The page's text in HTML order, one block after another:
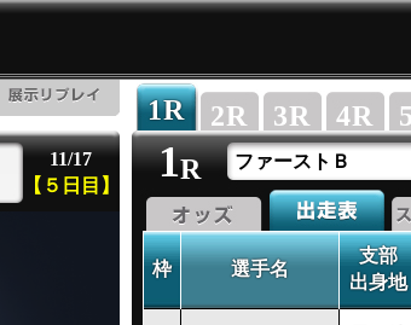
11/17
【５日目】
1R 2R 3R 4R 5
1R ファーストＢ
枠 選手名
支部
出身地